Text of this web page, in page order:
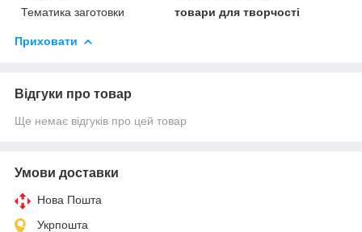
Тематика заготовки
товари для творчості
Приховати
Відгуки про товар
Ще немає відгуків про цей товар
Умови доставки
Нова Пошта
Укрпошта